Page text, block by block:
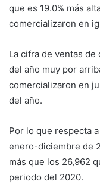
que es 19.0% más
comercializaron en
La cifra de ventas
del año muy por
comercializaron en
del año.
Por lo que respecta
enero-diciembre de
más que los 26,962
periodo del 2020.